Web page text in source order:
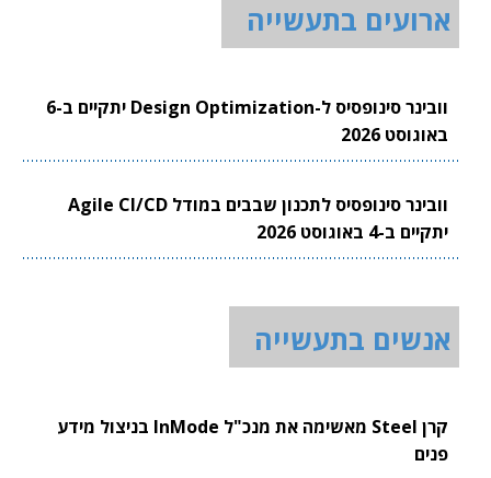
ארועים בתעשייה
וובינר סינופסיס ל-Design Optimization יתקיים ב-6
באוגוסט 2026
וובינר סינופסיס לתכנון שבבים במודל Agile CI/CD
יתקיים ב-4 באוגוסט 2026
אנשים בתעשייה
קרן Steel מאשימה את מנכ"ל InMode בניצול מידע
פנים